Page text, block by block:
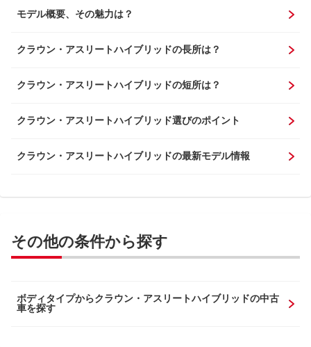
モデル概要、その魅力は？
クラウン・アスリートハイブリッドの長所は？
クラウン・アスリートハイブリッドの短所は？
クラウン・アスリートハイブリッド選びのポイント
クラウン・アスリートハイブリッドの最新モデル情報
その他の条件から探す
ボディタイプからクラウン・アスリートハイブリッドの中古
車を探す